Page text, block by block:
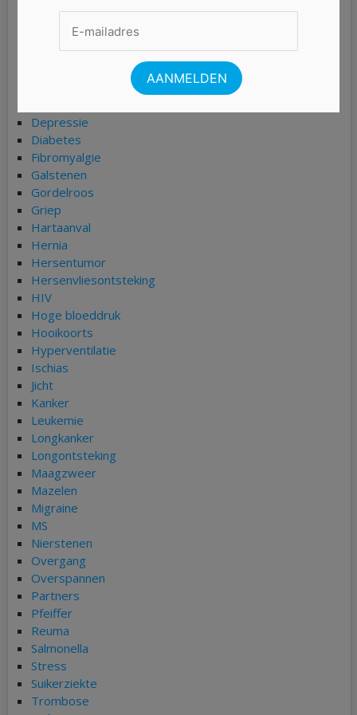
Buikgriep
Burn-out
Chlamydia
Coronavirus (COVID-19)
Depressie
Diabetes
Fibromyalgie
Galstenen
Gordelroos
Griep
Hartaanval
Hernia
Hersentumor
Hersenvliesontsteking
HIV
Hoge bloeddruk
Hooikoorts
Hyperventilatie
Ischias
Jicht
Kanker
Leukemie
Longkanker
Longontsteking
Maagzweer
Mazelen
Migraine
MS
Nierstenen
Overgang
Overspannen
Partners
Pfeiffer
Reuma
Salmonella
Stress
Suikerziekte
Trombose